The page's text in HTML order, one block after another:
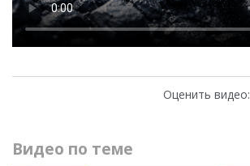
Оценить видео:
Видео по теме